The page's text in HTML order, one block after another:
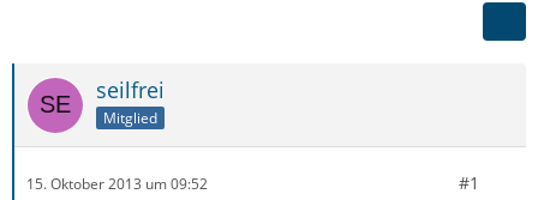
seilfrei
Mitglied
15. Oktober 2013 um 09:52 #1